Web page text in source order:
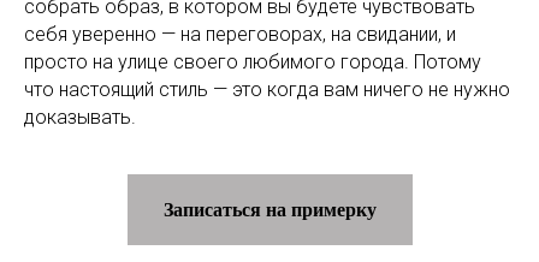
собрать образ, в котором вы будете чувствовать
себя уверенно — на переговорах, на свидании, и
просто на улице своего любимого города. Потому
что настоящий стиль — это когда вам ничего не нужно
доказывать.
Записаться на примерку